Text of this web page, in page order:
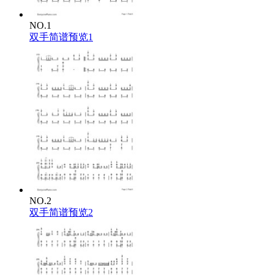
NO.1
双手简谱预览1
NO.2
双手简谱预览2